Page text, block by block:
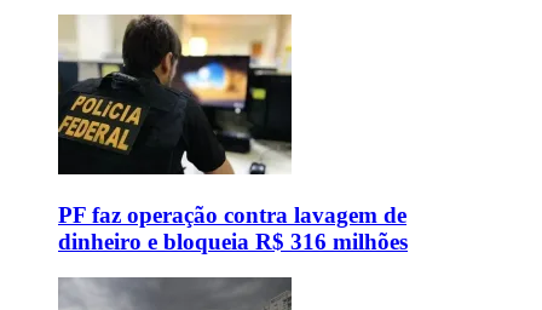
PF faz operação contra lavagem de
dinheiro e bloqueia R$ 316 milhões